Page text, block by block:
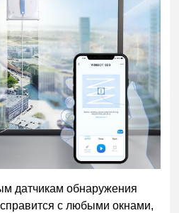
датчикам обнаружения
справится с любыми окнами,